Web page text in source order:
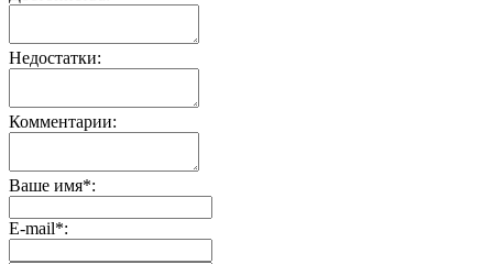
Недостатки:
Комментарии:
Ваше имя*:
E-mail*: